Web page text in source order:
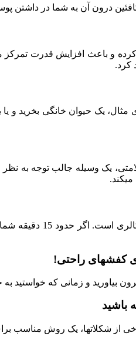
درون آن به شما در داشتن
و باعث افزایش قدرت تمرکز
کرد.
مثال، یک حیوان خانگی
یک وسیله جالب توجه به
کفش‏های راحتی!
بیاورید و زمانی که
باشید
از شکلات‏ها، یک روش مناسب